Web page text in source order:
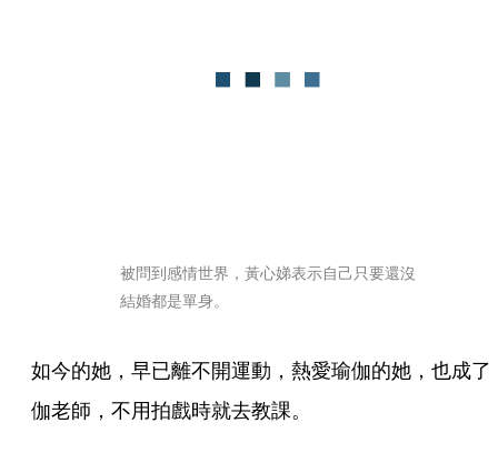
被問到感情世界，黃心娣表示自己只要還沒
結婚都是單身。
如今的她，早已離不開運動，熱愛瑜伽的她，也成了
伽老師，不用拍戲時就去教課。